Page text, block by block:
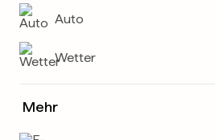
Auto
Wetter
Mehr